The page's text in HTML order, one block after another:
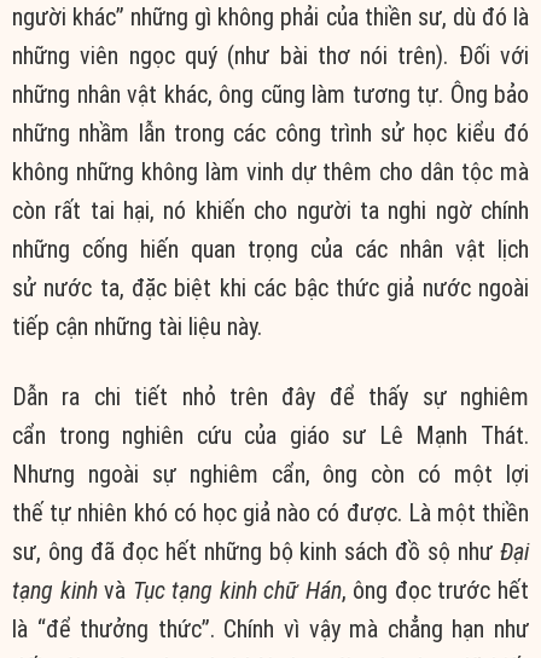
người khác” những gì không phải của thiền sư, dù đó là
những viên ngọc quý (như bài thơ nói trên). Đối với
những nhân vật khác, ông cũng làm tương tự. Ông bảo
những nhầm lẫn trong các công trình sử học kiểu đó
không những không làm vinh dựthêm cho dân tộc mà
còn rất tai hại, nó khiến cho người ta nghi ngờchính
những cống hiến quan trọng của các nhân vật lịch
sử nước ta, đặc biệt khi các bậc thức giả nước ngoài
tiếp cận những tài liệu này.
Dẫn ra chi tiết nhỏ trên đây để thấy sự nghiêm
cẩn trong nghiên cứu của giáo sư Lê Mạnh Thát.
Nhưng ngoài sự nghiêm cẩn, ông còn có một lợi
thế tự nhiên khó có học giả nào có được. Là một thiền
sư, ông đã đọc hết những bộ kinh sách đồ sộ nhưĐại
tạng kinhvà Tục tạng kinhchữ Hán, ông đọc trước hết
là “để thưởng thức”. Chính vì vậymà chẳng hạn như